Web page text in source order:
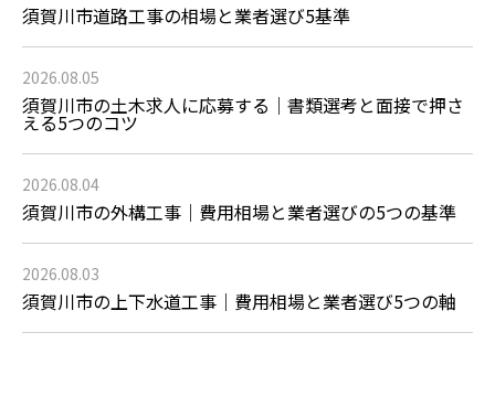
須賀川市道路工事の相場と業者選び5基準
2026.08.05
須賀川市の土木求人に応募する｜書類選考と面接で押さ
える5つのコツ
2026.08.04
須賀川市の外構工事｜費用相場と業者選びの5つの基準
2026.08.03
須賀川市の上下水道工事｜費用相場と業者選び5つの軸